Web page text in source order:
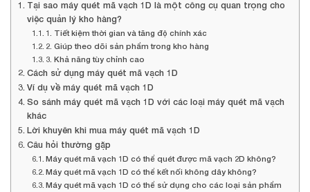
Tại sao máy quét mã vạch 1D là một công cụ quan trọng cho
việc quản lý kho hàng?
1. Tiết kiệm thời gian và tăng độ chính xác
2. Giúp theo dõi sản phẩm trong kho hàng
3. Khả năng tùy chỉnh cao
Cách sử dụng máy quét mã vạch 1D
Ví dụ về máy quét mã vạch 1D
So sánh máy quét mã vạch 1D với các loại máy quét mã vạch
khác
Lời khuyên khi mua máy quét mã vạch 1D
Câu hỏi thường gặp
Máy quét mã vạch 1D có thể quét được mã vạch 2D không?
Máy quét mã vạch 1D có thể kết nối không dây không?
Máy quét mã vạch 1D có thể sử dụng cho các loại sản phẩm